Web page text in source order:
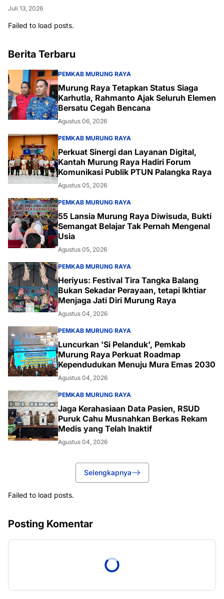
Juli 13, 2026
Failed to load posts.
Berita Terbaru
PEMKAB MURUNG RAYA
Murung Raya Tetapkan Status Siaga
Karhutla, Rahmanto Ajak Seluruh Elemen
Bersatu Cegah Bencana
Agustus 06, 2026
PEMKAB MURUNG RAYA
Perkuat Sinergi dan Layanan Digital,
Kantah Murung Raya Hadiri Forum
Komunikasi Publik PTUN Palangka Raya
Agustus 05, 2026
PEMKAB MURUNG RAYA
55 Lansia Murung Raya Diwisuda, Bukti
Semangat Belajar Tak Pernah Mengenal
Usia
Agustus 05, 2026
PEMKAB MURUNG RAYA
Heriyus: Festival Tira Tangka Balang
Bukan Sekadar Perayaan, tetapi Ikhtiar
Menjaga Jati Diri Murung Raya
Agustus 04, 2026
PEMKAB MURUNG RAYA
Luncurkan 'Si Pelanduk', Pemkab
Murung Raya Perkuat Roadmap
Kependudukan Menuju Mura Emas 2030
Agustus 04, 2026
PEMKAB MURUNG RAYA
Jaga Kerahasiaan Data Pasien, RSUD
Puruk Cahu Musnahkan Berkas Rekam
Medis yang Telah Inaktif
Agustus 04, 2026
Selengkapnya
Failed to load posts.
Posting Komentar